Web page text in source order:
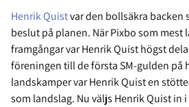
Henrik Quistvar den bollsäkra backen
beslut på planen. När Pixbo som mest
framgångar var Henrik Quist högst
föreningen till de första SM-gulden på
landskamper var Henrik Quist en
som landslag. Nu väljs Henrik Quist in i